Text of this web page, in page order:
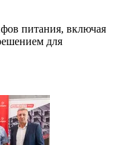
питания, включая
для